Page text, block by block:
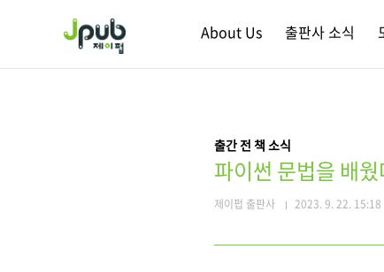
About Us 출판사 소식
출간 전 책 소식
파이썬 문법을 배
제이펍 출판사 2023. 9. 22. 15:18